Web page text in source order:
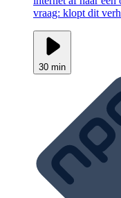
vraag: klopt dit
30 min